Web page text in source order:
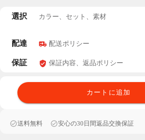
選択 カラー、セット、素材
配達 配送ポリシー
保証 保証内容、返品ポリシー
カートに追加
送料無料 安心の30日間返品交換保証